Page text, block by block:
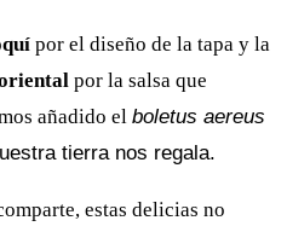
por el diseño de la tapa y la
por la salsa que
añadido el boletus aereus
tierra nos regala.
estas delicias no